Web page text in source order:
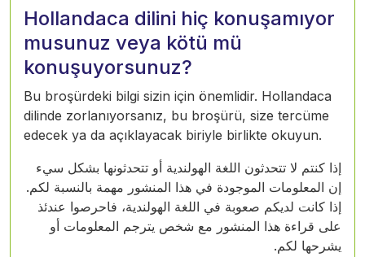
Hollandaca dilini hiç konuşamıyor
musunuz veya kötü mü
konuşuyorsunuz?
Bu broşürdeki bilgi sizin için önemlidir. Hollandaca
dilinde zorlanıyorsanız, bu broşürü, size tercüme
edecek ya da açıklayacak biriyle birlikte okuyun.
إذا كنتم لا تتحدثون اللغة الهولندية أو تتحدثونها بشكل سيء
إن المعلومات الموجودة في هذا المنشور مهمة بالنسبة لكم.
إذا كانت لديكم صعوبة في اللغة الهولندية، فاحرصوا عندئذ
على قراءة هذا المنشور مع شخص يترجم المعلومات أو
يشرحها لكم.